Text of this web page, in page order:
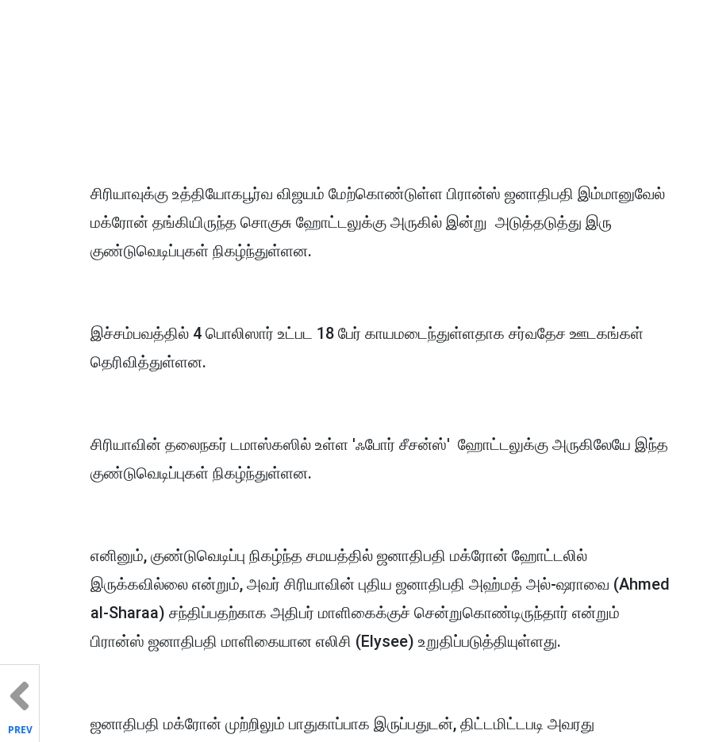
சிரியாவுக்கு உத்தியோகபூர்வ விஜயம் மேற்கொண்டுள்ள பிரான்ஸ் ஜனாதிபதி இம்மானுவேல்
மக்ரோன் தங்கியிருந்த சொகுசு ஹோட்டலுக்கு அருகில் இன்று அடுத்தடுத்து இரு
குண்டுவெடிப்புகள் நிகழ்ந்துள்ளன.
இச்சம்பவத்தில் 4 பொலிஸார் உட்பட 18 பேர் காயமடைந்துள்ளதாக சர்வதேச ஊடகங்கள்
தெரிவித்துள்ளன.
சிரியாவின் தலைநகர் டமாஸ்கஸில் உள்ள 'ஃபோர் சீசன்ஸ்' ஹோட்டலுக்கு அருகிலேயே இந்த
குண்டுவெடிப்புகள் நிகழ்ந்துள்ளன.
எனினும், குண்டுவெடிப்பு நிகழ்ந்த சமயத்தில் ஜனாதிபதி மக்ரோன் ஹோட்டலில்
இருக்கவில்லை என்றும், அவர் சிரியாவின் புதிய ஜனாதிபதி அஹ்மத் அல்-ஷராவை (Ahmed
al-Sharaa) சந்திப்பதற்காக அதிபர் மாளிகைக்குச் சென்றுகொண்டிருந்தார் என்றும்
பிரான்ஸ் ஜனாதிபதி மாளிகையான எலிசி (Elysee) உறுதிப்படுத்தியுள்ளது.
ஜனாதிபதி மக்ரோன் முற்றிலும் பாதுகாப்பாக இருப்பதுடன், திட்டமிட்டபடி அவரது
PREV